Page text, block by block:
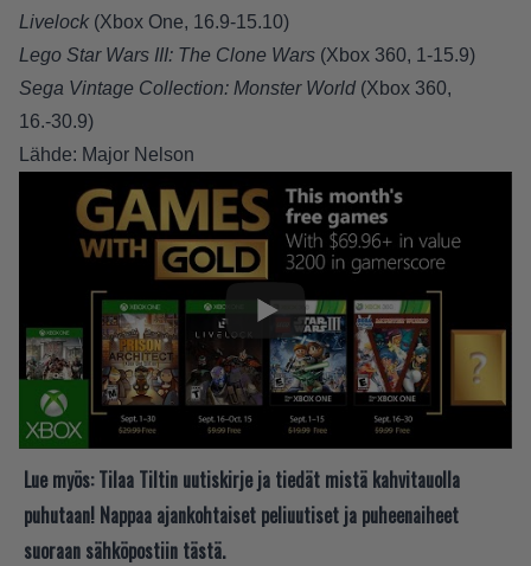
Livelock (Xbox One, 16.9-15.10)
Lego Star Wars III: The Clone Wars (Xbox 360, 1-15.9)
Sega Vintage Collection: Monster World (Xbox 360,
16.-30.9)
Lähde: Major Nelson
Lue myös: Tilaa Tiltin uutiskirje ja tiedät mistä kahvitauolla
puhutaan! Nappaa ajankohtaiset peliuutiset ja puheenaiheet
suoraan sähköpostiin tästä.